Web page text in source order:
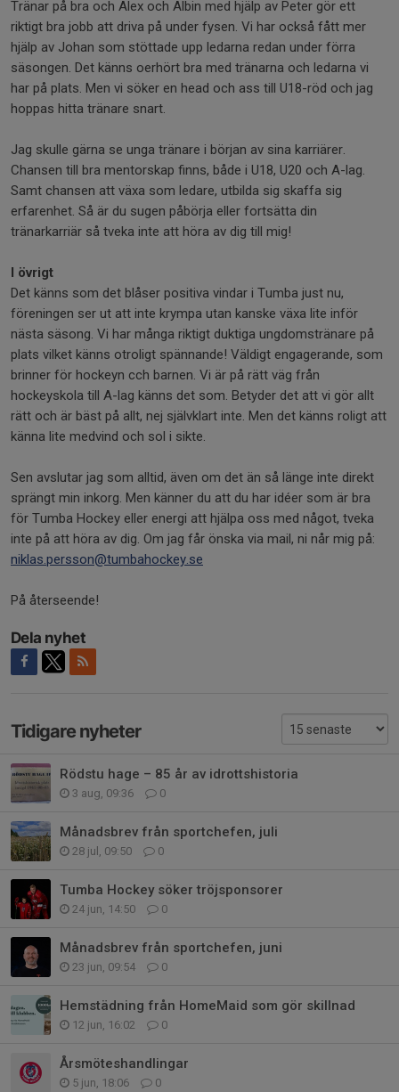
Tränar på bra och Alex och Albin med hjälp av Peter gör ett
riktigt bra jobb att driva på under fysen. Vi har också fått mer
hjälp av Johan som stöttade upp ledarna redan under förra
säsongen. Det känns oerhört bra med tränarna och ledarna vi
har på plats. Men vi söker en head och ass till U18-röd och jag
hoppas hitta tränare snart.
Jag skulle gärna se unga tränare i början av sina karriärer.
Chansen till bra mentorskap finns, både i U18, U20 och A-lag.
Samt chansen att växa som ledare, utbilda sig skaffa sig
erfarenhet. Så är du sugen påbörja eller fortsätta din
tränarkarriär så tveka inte att höra av dig till mig!
I övrigt
Det känns som det blåser positiva vindar i Tumba just nu,
föreningen ser ut att inte krympa utan kanske växa lite inför
nästa säsong. Vi har många riktigt duktiga ungdomstränare på
plats vilket känns otroligt spännande! Väldigt engagerande, som
brinner för hockeyn cch barnen. Vi är på rätt väg från
hockeyskola till A-lag känns det som. Betyder det att vi gör allt
rätt och är bäst på allt, nej självklart inte. Men det känns roligt att
känna lite medvind och sol i sikte.
Sen avslutar jag som alltid, även om det än så länge inte direkt
sprängt min inkorg. Men känner du att du har idéer som är bra
för Tumba Hockey eller energi att hjälpa oss med något, tveka
inte på att höra av dig. Om jag får önska via mail, ni når mig på:
niklas.persson@tumbahockey.se
På återseende!
Dela nyhet
Tidigare nyheter
Rödstu hage – 85 år av idrottshistoria
3 aug, 09:36 0
Månadsbrev från sportchefen, juli
28 jul, 09:50 0
Tumba Hockey söker tröjsponsorer
24 jun, 14:50 0
Månadsbrev från sportchefen, juni
23 jun, 09:54 0
Hemstädning från HomeMaid som gör skillnad
12 jun, 16:02 0
Årsmöteshandlingar
5 jun, 18:06 0